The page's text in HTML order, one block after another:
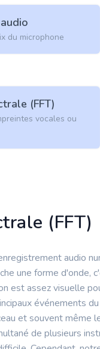
du microphone
(FFT)
vocales ou
(FFT)
audio
une forme d'onde,
est assez visuelle
événements
et souvent même
de plusieurs